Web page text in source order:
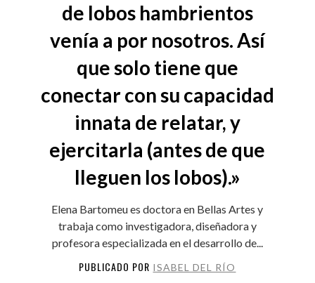
de lobos hambrientos
venía a por nosotros. Así
que solo tiene que
conectar con su capacidad
innata de relatar, y
ejercitarla (antes de que
lleguen los lobos).»
Elena Bartomeu es doctora en Bellas Artes y
trabaja como investigadora, diseñadora y
profesora especializada en el desarrollo de...
PUBLICADO POR ISABEL DEL RÍO